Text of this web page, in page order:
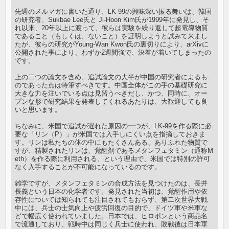
先週のメルマガに書いた通り、LK-99の興味深い振る舞いは、韓国
の研究者、Sukbae Lee氏と Ji-Hoon Kim氏が1999年に発見し、そ
れ以来、20年以上に渡って、彼らは実験を繰り返して超電導物質
であること（もしくは、ないこと）を証明しようと試みて来まし
たが、彼らの研究がYoung-Wan Kwon氏の裏切りにより、arXivに
公開された事により、わずか2週間強で、決着が着いてしまったの
です。
上の二つの論文を含め、追試論文の大半が中国の研究者によるも
のであった点は特筆すべきです。中国全体がこの手の基礎研究に
大きな力を注いでいる点は見習うべきだし、かつ、同時に、オー
プンな形で研究結果を発表してくれるあたりは、大歓迎しても良
いと思います。
ちなみに、米国で追試が遅れた原因の一つが、LK-99を作る際に必
要な「リン（P）」が米国では入手しにくい点を指摘しておきま
す。リンは私たちの体の中にもたくさんある、ありふれた物質で
すが、精製されたリンは、覚醒剤であるメタンフェタミン（通称M
eth）を作る際に利用される、という理由で、米国では特別の許可
なく入手することが不可能になっているのです。
雑学ですが、メタンフェタミンの合成方法を見つけたのは、長井
長義という日本の化学者です。発見された当初は、覚醒作用や依
存性については知られても注目されてもおらず、第二次世界大戦
中には、兵士の士気向上や疲労回復の目的で、ドイツ軍や米軍な
どで幅広く使われていました。日本では、ヒロポンという商品名
で流通しており、戦時中は同じく兵士に使われ、敗戦後は日本軍